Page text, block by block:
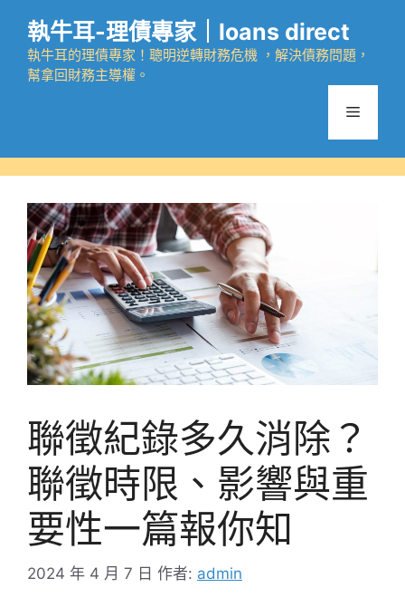
執牛耳-理債專家｜loans direct
執牛耳的理債專家！聰明逆轉財務危機 ，解決債務問題，
幫拿回財務主導權。
選
聯徵紀錄多久消除？
聯徵時限、影響與重
要性一篇報你知
2024 年 4 月 7 日 作者: admin